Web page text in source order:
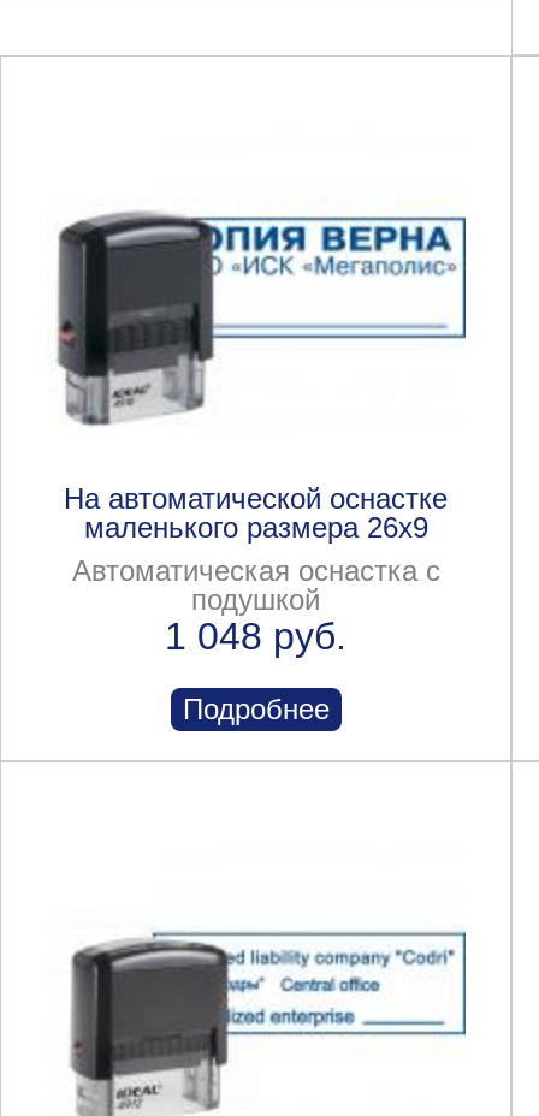
На автоматической оснастке
маленького размера 26x9
Автоматическая оснастка с
подушкой
1 048 руб.
Подробнее